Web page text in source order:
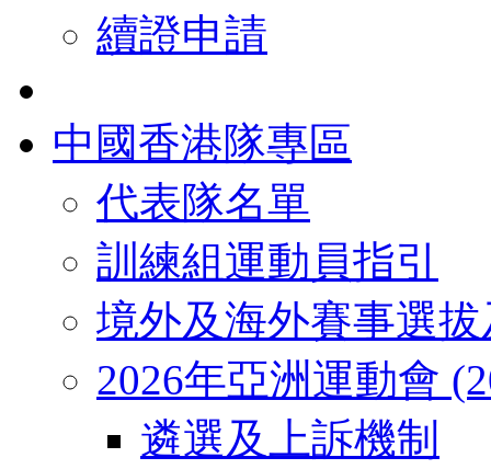
續證申請
中國香港隊專區
代表隊名單
訓練組運動員指引
境外及海外賽事選
2026年亞洲運動會
遴選及上訴機制